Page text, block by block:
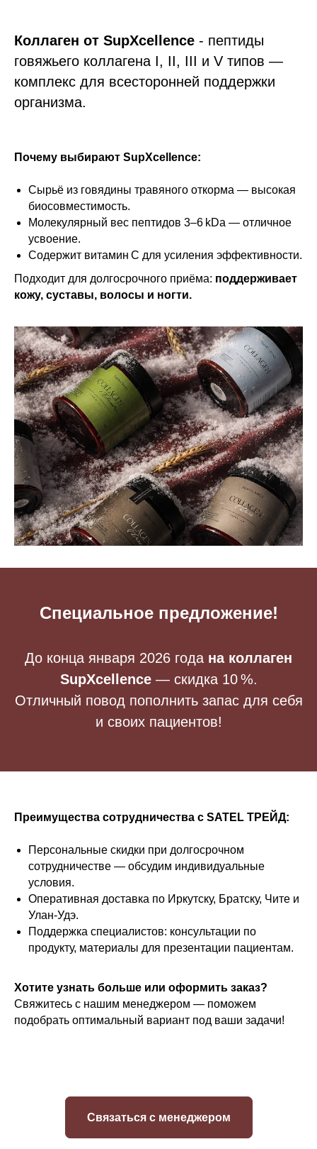
Коллаген от SupXcellence - пептиды
говяжьего коллагена I, II, III и V типов —
комплекс для всесторонней поддержки
организма.
Почему выбирают SupXcellence:
Сырьё из говядины травяного откорма — высокая
биосовместимость.
Молекулярный вес пептидов 3–6 kDa — отличное
усвоение.
Содержит витамин С для усиления эффективности.
Подходит для долгосрочного приёма: поддерживает
кожу, суставы, волосы и ногти.
Специальное предложение!
До конца января 2026 года на коллаген
SupXcellence— скидка 10 %.
Отличный повод пополнить запас для себя
и своих пациентов!
Преимущества сотрудничества с SATEL ТРЕЙД:
Персональные скидки при долгосрочном
сотрудничестве — обсудим индивидуальные
условия.
Оперативная доставка по Иркутску, Братску, Чите и
Улан-Удэ.
Поддержка специалистов: консультации по
продукту, материалы для презентации пациентам.
Хотите узнать больше или оформить заказ?
Свяжитесь с нашим менеджером — поможем
подобрать оптимальный вариант под ваши задачи!
Связаться с менеджером